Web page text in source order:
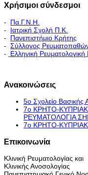
Χρήσιμοι σύνδεσμοι
- Πα.Γ.Ν.Η.
- Ιατρική Σχολή Π.Κ.
- Πανεπιστήμιο Κρήτης
- Σύλλογος
-
Ελληνική Ρευματολογική
Ανακοινώσεις
5ο Σχολείο Βασικής
7ο ΚΡΗΤΟ-
ΡΕΥΜΑΤΟΛΟΓΙΑ
7ο ΚΡΗΤΟ-
Επικοινωνία
Κλινική Ρευματολογίας και
Κλινικής Ανοσολογίας